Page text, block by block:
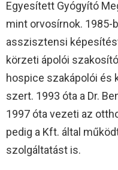
Egyesített Gyógyító
mint orvosírnok. 1985-
asszisztensi
körzeti ápolói
hospice szakápolói és
szert. 1993 óta a Dr.
1997 óta vezeti az
pedig a Kft. által
szolgáltatást is.